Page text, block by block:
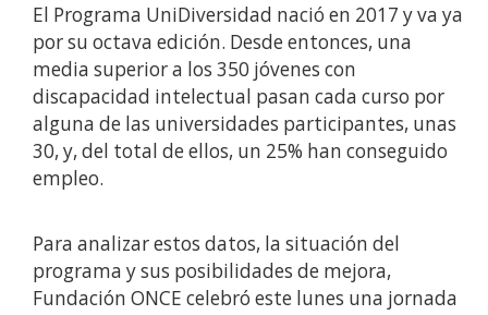
El Programa UniDiversidad nació en 2017 y va ya
por su octava edición. Desde entonces, una
media superior a los 350 jóvenes con
discapacidad intelectual pasan cada curso por
alguna de las universidades participantes, unas
30, y, del total de ellos, un 25% han conseguido
empleo.
Para analizar estos datos, la situación del
programa y sus posibilidades de mejora,
Fundación ONCE celebró este lunes una jornada